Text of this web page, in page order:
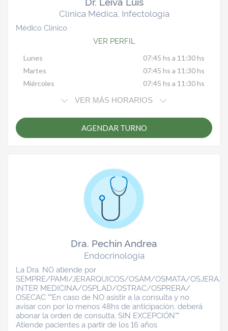
Clínica Médica, Infectología
Médico Clínico
VER PERFIL
Lunes
07:45 hs a 11:30 hs
Martes
07:45 hs a 11:30 hs
Miércoles
07:45 hs a 11:30 hs
VER MÁS HORARIOS
AGENDAR TURNO
Dra. Pechin Andrea
Endocrinología
La Dra. NO atiende por
SEMPRE/PAMI/JERARQUICOS/OSAM/OSMATA/OSJERA/
INTER MEDICINA/OSPLAD/OSTRAC/OSPRERA/
OSECAC ""En caso de NO asistir a la consulta y no
avisar con por lo menos 48hs de anticipación, deberá
abonar la orden de consulta, SIN EXCEPCIÓN""
Atiende pacientes a partir de los 16 años